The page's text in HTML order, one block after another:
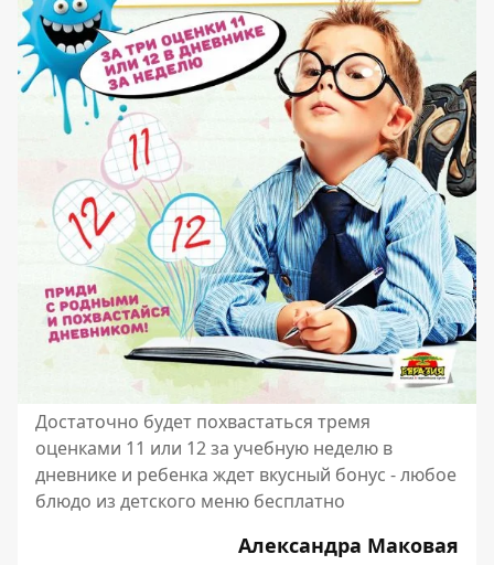
Достаточно будет похвастаться тремя
оценками 11 или 12 за учебную неделю в
дневнике и ребенка ждет вкусный бонус - любое
блюдо из детского меню бесплатно
Александра Маковая